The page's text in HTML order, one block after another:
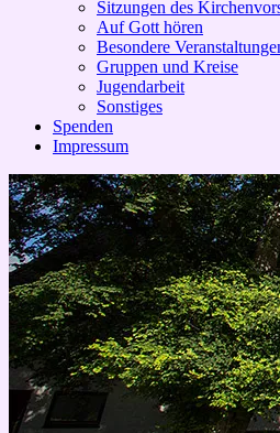
Sitzungen des
Auf Gott hören
Besondere
Gruppen und Kreise
Jugendarbeit
Sonstiges
Spenden
Impressum